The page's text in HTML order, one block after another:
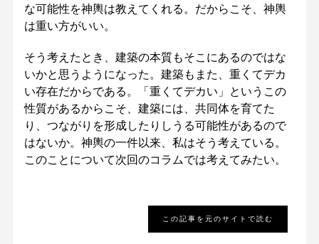
な可能性を神輿は教えてくれる。だからこそ、神輿
は重い方がいい。
そう考えたとき、建築の本質もそこにあるのではな
いかと思うようになった。建築もまた、重くてデカ
い存在だからである。「重くてデカい」というこの
性質があるからこそ、建築には、共同体を育てた
り、つながりを形成したりしうる可能性があるので
はないか。神輿の一件以来、私はそう考えている。
このことについて次回のコラムでは考えてみたい。
この記事を元のサイトで読む